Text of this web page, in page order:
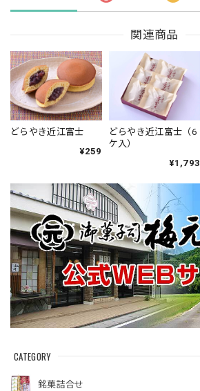
CATEGORY
銘菓詰合せ
関連商品
どらやき近江富士
¥259
どらやき近江富士（6
ケ入）
¥1,793